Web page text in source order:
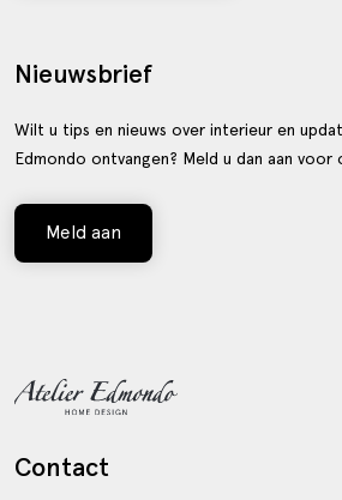
Nieuwsbrief
Wilt u tips en nieuws over interieur en
Edmondo ontvangen? Meld u dan aan voor
Meld aan
Contact